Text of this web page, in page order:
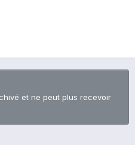
et ne peut plus recevoir